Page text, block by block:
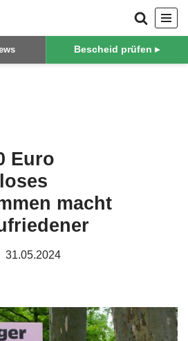
Bescheid prüfen ▸
Euro
macht
31.05.2024